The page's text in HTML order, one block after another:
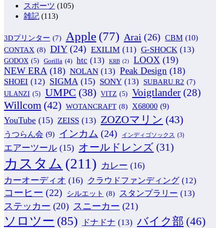
スポーツ (105)
雑記 (113)
3Dプリンター (7) Apple (77) Arai (26) CBM (10)
CONTAX (8) DIY (24) EXILIM (11) G-SHOCK (13)
GODOX (5) Gorilla (4) htc (13) KRB (2) LOOX (19)
NEW ERA (18) NOLAN (13) Peak Design (18)
SHOEI (12) SIGMA (15) SONY (13) SUBARU R2 (7)
ULANZI (5) UMPC (38) VITZ (5) Voigtlander (28)
Willcom (42) WOTANCRAFT (8) X68000 (9)
YouTube (15) ZEISS (13) ZOZOマリン (43)
うつらん会 (9) インカム (24) インディゴソックス (3)
エアーツール (15) オールドレンズ (31)
カスタム (211) カレー (16)
カーオーディオ (16) クラウドファンディング (12)
コーヒー (22) シルエット (8) スタンプラリー (13)
ステッカー (20) スニーカー (21)
ソロツー (85) ドナドナ (13) バイク部 (46)